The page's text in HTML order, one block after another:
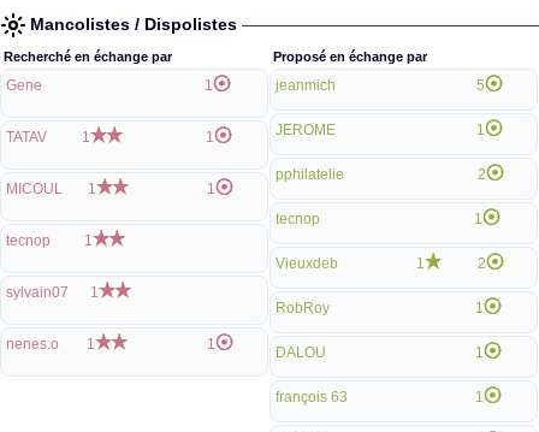
Mancolistes / Dispolistes
Recherché en échange par
Gene 1
TATAV 1 1
MICOUL 1 1
tecnop 1
sylvain07 1
nenes.o 1 1
Proposé en échange par
jeanmich 5
JEROME 1
pphilatelie 2
tecnop 1
Vieuxdeb 1 2
RobRoy 1
DALOU 1
françois 63 1